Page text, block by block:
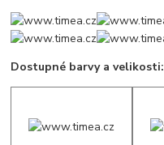
Dostupné barvy a velikosti: